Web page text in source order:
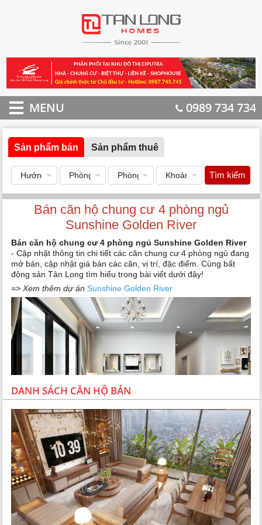
MENU 0989 734 734
Sản phẩm bán Sản phẩm thuê
Tìm kiếm
Bán căn hộ chung cư 4 phòng ngủ
Sunshine Golden River
Bán căn hộ chung cư 4 phòng ngủ Sunshine Golden River
- Cập nhật thông tin chi tiết các căn chung cư 4 phòng ngủ đang
mở bán, cập nhật giá bán các căn, vị trí, đặc điểm. Cùng bất
động sản Tân Long tìm hiểu trong bài viết dưới đây!
=> Xem thêm dự ánSunshine Golden River
Tổng quan bán căn hộ chung cư 4 phòng ngủ Sunshine
Golden River
Căn hộ 4 phòng ngủ tại Sunshine Golden River là sự hoàn hảo
về vị trí và sự hiện đại của tiện ích, đang nhanh chóng ghi điểm
DANH SÁCH CĂN HỘ BÁN